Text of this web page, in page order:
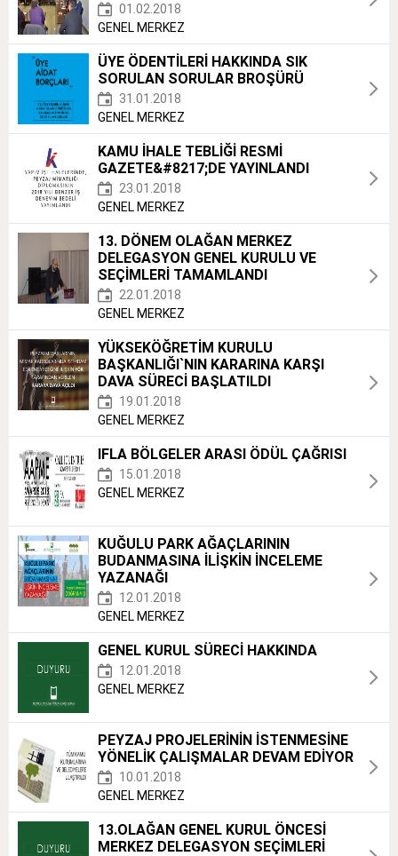
01.02.2018
GENEL MERKEZ
ÜYE ÖDENTİLERİ HAKKINDA SIK
SORULAN SORULAR BROŞÜRÜ
31.01.2018
GENEL MERKEZ
KAMU İHALE TEBLİĞİ RESMİ
GAZETE&#8217;DE YAYINLANDI
23.01.2018
GENEL MERKEZ
13. DÖNEM OLAĞAN MERKEZ
DELEGASYON GENEL KURULU VE
SEÇİMLERİ TAMAMLANDI
22.01.2018
GENEL MERKEZ
YÜKSEKÖĞRETİM KURULU
BAŞKANLIĞI`NIN KARARINA KARŞI
DAVA SÜRECİ BAŞLATILDI
19.01.2018
GENEL MERKEZ
IFLA BÖLGELER ARASI ÖDÜL ÇAĞRISI
15.01.2018
GENEL MERKEZ
KUĞULU PARK AĞAÇLARININ
BUDANMASINA İLİŞKİN İNCELEME
YAZANAĞI
12.01.2018
GENEL MERKEZ
GENEL KURUL SÜRECİ HAKKINDA
12.01.2018
GENEL MERKEZ
PEYZAJ PROJELERİNİN İSTENMESİNE
YÖNELİK ÇALIŞMALAR DEVAM EDİYOR
10.01.2018
GENEL MERKEZ
13.OLAĞAN GENEL KURUL ÖNCESİ
MERKEZ DELEGASYON SEÇİMLERİ